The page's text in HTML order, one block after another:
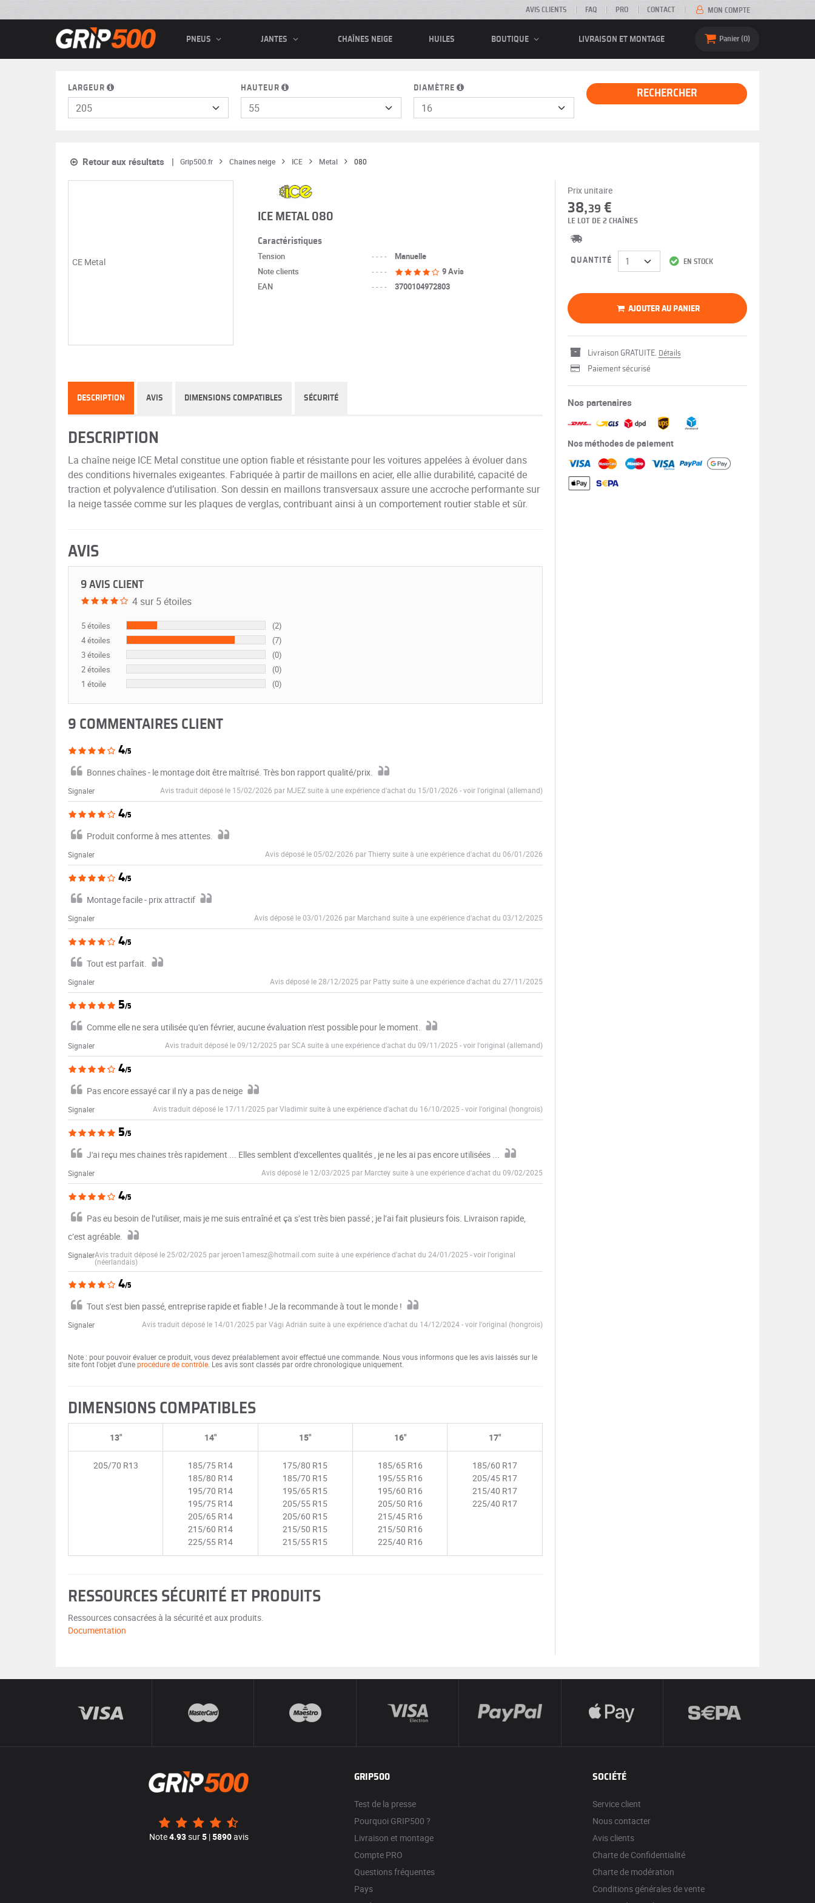
AVIS CLIENTS FAQ PRO CONTACT MON COMPTE
PNEUS JANTES CHAÎNES NEIGE HUILES BOUTIQUE LIVRAISON ET MONTAGE Panier 0
LARGEUR HAUTEUR DIAMÈTRE RECHERCHER
Retour aux résultats Grip500.fr Chaines neige ICE Metal 080
ICE METAL 080
Caractéristiques
Tension ----
Manuelle
Note clients
----
9 Avis
EAN
---- 3700104972803
Prix unitaire
38,39 €
LE LOT DE 2 CHAÎNES
EN STOCK
QUANTITÉ
AJOUTER AU PANIER
Livraison GRATUITE. Détails
Paiement sécurisé
Nos partenaires
Nos méthodes de paiement
DESCRIPTION AVIS DIMENSIONS COMPATIBLES SÉCURITÉ
DESCRIPTION
La chaîne neige ICE Metal constitue une option fiable et résistante pour les voitures appelées à évoluer dans
des conditions hivernales exigeantes. Fabriquée à partir de maillons en acier, elle allie durabilité, capacité de
traction et polyvalence d’utilisation. Son dessin en maillons transversaux assure une accroche performante sur
la neige tassée comme sur les plaques de verglas, contribuant ainsi à un comportement routier stable et sûr.
AVIS
9 AVIS CLIENT
4 sur 5 étoiles
5 étoiles
(2)
4 étoiles
(7)
3 étoiles
(0)
2 étoiles
(0)
1 étoile
(0)
9 COMMENTAIRES CLIENT
4/5
Bonnes chaînes - le montage doit être maîtrisé. Très bon rapport qualité/prix.
Signaler Avis traduit déposé le 15/02/2026 par MJEZ suite à une expérience d'achat du 15/01/2026 -voir l'original (allemand)
4/5
Produit conforme à mes attentes.
Signaler Avis déposé le 05/02/2026 par Thierry suite à une expérience d'achat du 06/01/2026
4/5
Montage facile - prix attractif
Signaler Avis déposé le 03/01/2026 par Marchand suite à une expérience d'achat du 03/12/2025
4/5
Tout est parfait.
Signaler Avis déposé le 28/12/2025 par Patty suite à une expérience d'achat du 27/11/2025
5/5
Comme elle ne sera utilisée qu'en février, aucune évaluation n'est possible pour le moment.
Signaler Avis traduit déposé le 09/12/2025 par SCA suite à une expérience d'achat du 09/11/2025 -voir l'original (allemand)
4/5
Pas encore essayé car il n'y a pas de neige
Signaler Avis traduit déposé le 17/11/2025 par Vladimir suite à une expérience d'achat du 16/10/2025 -voir l'original (hongrois)
5/5
J'ai reçu mes chaines très rapidement ... Elles semblent d'excellentes qualités , je ne les ai pas encore utilisées ...
Signaler Avis déposé le 12/03/2025 par Marctey suite à une expérience d'achat du 09/02/2025
4/5
Pas eu besoin de l’utiliser, mais je me suis entraîné et ça s’est très bien passé ; je l’ai fait plusieurs fois. Livraison rapide,
c’est agréable.
SignalerAvis traduit déposé le 25/02/2025 par jeroen1amesz@hotmail.com suite à une expérience d'achat du 24/01/2025 -voir l'original
(néerlandais)
4/5
Tout s'est bien passé, entreprise rapide et fiable ! Je la recommande à tout le monde !
Signaler Avis traduit déposé le 14/01/2025 par Vági Adrián suite à une expérience d'achat du 14/12/2024-voir l'original (hongrois)
Note : pour pouvoir évaluer ce produit, vous devez préalablement avoir effectué une commande. Nous vous informons que les avis laissés sur le
site font l'objet d'uneprocédure de contrôle . Les avis sont classés par ordre chronologique uniquement.
DIMENSIONS COMPATIBLES
13"
205/70 R13
14"
185/75 R14
185/80 R14
195/70 R14
195/75 R14
205/65 R14
215/60 R14
225/55 R14
15"
175/80 R15
185/70 R15
195/65 R15
205/55 R15
205/60 R15
215/50 R15
215/55 R15
16"
185/65 R16
195/55 R16
195/60 R16
205/50 R16
215/45 R16
215/50 R16
225/40 R16
17"
185/60 R17
205/45 R17
215/40 R17
225/40 R17
RESSOURCES SÉCURITÉ ET PRODUITS
Ressources consacrées à la sécurité et aux produits.
Documentation
Note4.93sur5|5890avis
GRIP500
Test de la presse
Pourquoi GRIP500 ?
Livraison et montage
Compte PRO
Questions fréquentes
Pays
SOCIÉTÉ
Service client
Nous contacter
Avis clients
Charte de Confidentialité
Charte de modération
Conditions générales de vente